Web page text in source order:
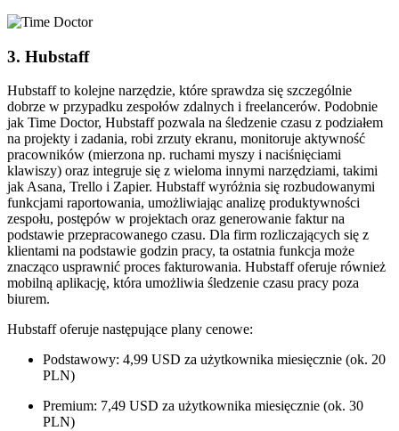
3. Hubstaff
Hubstaff to kolejne narzędzie, które sprawdza się szczególnie
dobrze w przypadku zespołów zdalnych i freelancerów. Podobnie
jak Time Doctor, Hubstaff pozwala na śledzenie czasu z podziałem
na projekty i zadania, robi zrzuty ekranu, monitoruje aktywność
pracowników (mierzona np. ruchami myszy i naciśnięciami
klawiszy) oraz integruje się z wieloma innymi narzędziami, takimi
jak Asana, Trello i Zapier. Hubstaff wyróżnia się rozbudowanymi
funkcjami raportowania, umożliwiając analizę produktywności
zespołu, postępów w projektach oraz generowanie faktur na
podstawie przepracowanego czasu. Dla firm rozliczających się z
klientami na podstawie godzin pracy, ta ostatnia funkcja może
znacząco usprawnić proces fakturowania. Hubstaff oferuje również
mobilną aplikację, która umożliwia śledzenie czasu pracy poza
biurem.
Hubstaff oferuje następujące plany cenowe:
Podstawowy: 4,99 USD za użytkownika miesięcznie (ok. 20
PLN)
Premium: 7,49 USD za użytkownika miesięcznie (ok. 30
PLN)